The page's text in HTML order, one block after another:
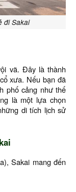
đi Sakai
vã. Đây là thành
xưa. Nếu bạn đã
phố cảng như thế
là một lựa chọn
di tích lịch sử
Sakai mang đến